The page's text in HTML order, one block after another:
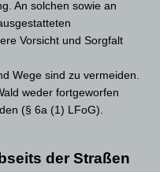
An solchen sowie an
Vorsicht und Sorgfalt
Wege sind zu vermeiden.
weder fortgeworfen
(§ 6a (1) LFoG).
der Straßen